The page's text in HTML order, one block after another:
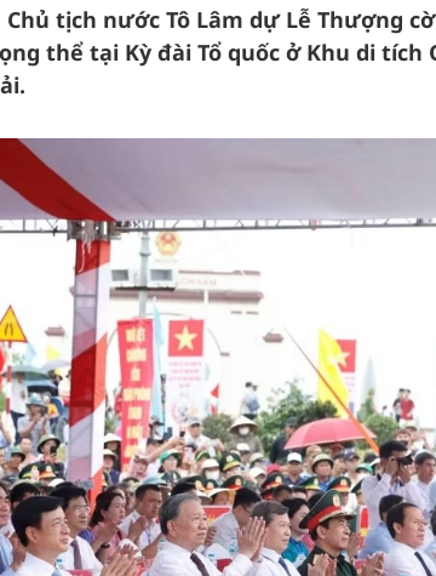
Chủ tịch nước Tô Lâm dự Lễ Thượng
thể tại Kỳ đài Tổ quốc ở Khu di tích